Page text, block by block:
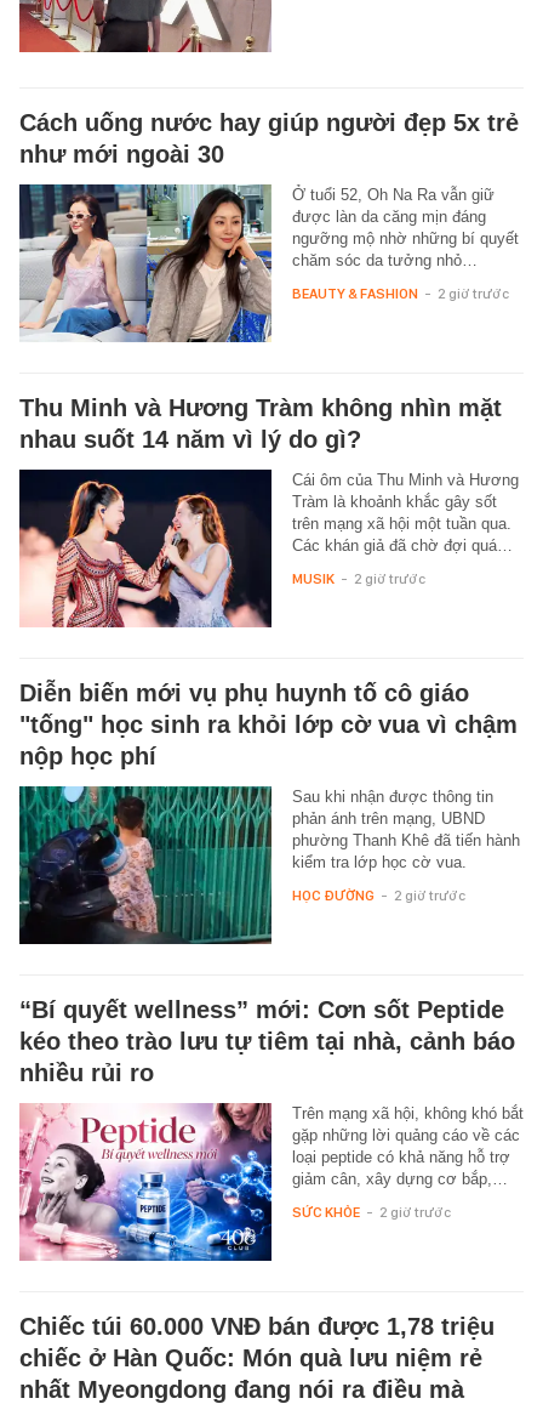
Cách uống nước hay giúp người đẹp 5x trẻ
như mới ngoài 30
Ở tuổi 52, Oh Na Ra vẫn giữ
được làn da căng mịn đáng
ngưỡng mộ nhờ những bí quyết
chăm sóc da tưởng nhỏ…
BEAUTY & FASHION - 2 giờ trước
Thu Minh và Hương Tràm không nhìn mặt
nhau suốt 14 năm vì lý do gì?
Cái ôm của Thu Minh và Hương
Tràm là khoảnh khắc gây sốt
trên mạng xã hội một tuần qua.
Các khán giả đã chờ đợi quá…
MUSIK - 2 giờ trước
Diễn biến mới vụ phụ huynh tố cô giáo
"tống" học sinh ra khỏi lớp cờ vua vì chậm
nộp học phí
Sau khi nhận được thông tin
phản ánh trên mạng, UBND
phường Thanh Khê đã tiến hành
kiểm tra lớp học cờ vua.
HỌC ĐƯỜNG - 2 giờ trước
“Bí quyết wellness” mới: Cơn sốt Peptide
kéo theo trào lưu tự tiêm tại nhà, cảnh báo
nhiều rủi ro
Trên mạng xã hội, không khó bắt
gặp những lời quảng cáo về các
loại peptide có khả năng hỗ trợ
giảm cân, xây dựng cơ bắp,…
SỨC KHỎE - 2 giờ trước
Chiếc túi 60.000 VNĐ bán được 1,78 triệu
chiếc ở Hàn Quốc: Món quà lưu niệm rẻ
nhất Myeongdong đang nói ra điều mà